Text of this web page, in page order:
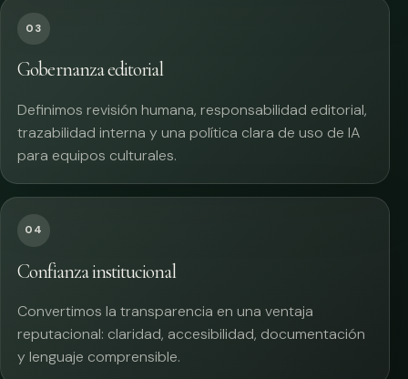
03
Gobernanza editorial
Definimos revisión humana, responsabilidad editorial,
trazabilidad interna y una política clara de uso de IA
para equipos culturales.
04
Confianza institucional
Convertimos la transparencia en una ventaja
reputacional: claridad, accesibilidad, documentación
y lenguaje comprensible.